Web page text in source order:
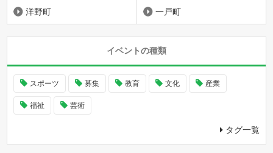
洋野町 一戸町
イベントの種類
スポーツ 募集 教育 文化 産業
福祉 芸術
タグ一覧